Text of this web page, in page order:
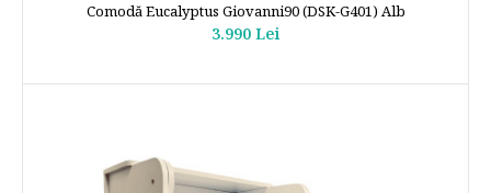
Comodă Eucalyptus Giovanni90 (DSK-G401) Alb
3.990 Lei